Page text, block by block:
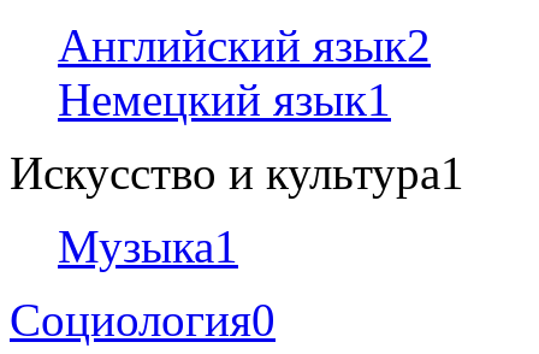
Английский язык2
Немецкий язык1
Искусство и культура1
Музыка1
Социология0